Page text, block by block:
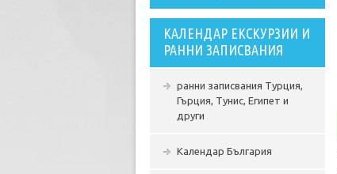
КАЛЕНДАР ЕКСКУРЗИИ И
РАННИ ЗАПИСВАНИЯ
ранни записвания Турция,
Гърция, Тунис, Египет и
други
Календар България